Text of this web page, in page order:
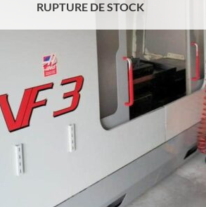
RUPTURE DE STOCK